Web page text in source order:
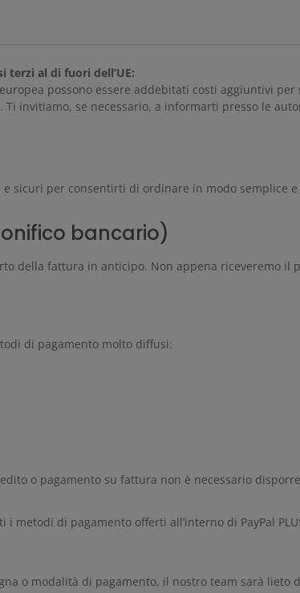
terzi al di fuori dell’UE:
possono essere addebitati costi aggiuntivi per
invitiamo, se necessario, a informarti presso le
sicuri per consentirti di ordinare in modo semplice e
bancario)
della fattura in anticipo. Non appena riceveremo
di pagamento molto diffusi:
o pagamento su fattura non è necessario
i metodi di pagamento offerti all’interno di PayPal
o modalità di pagamento, il nostro team sarà lieto